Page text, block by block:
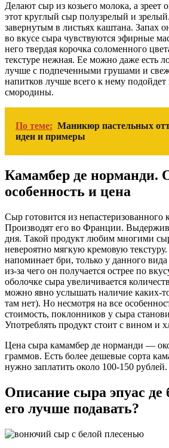
Делают сыр из козьего молока, а зреет
этот круглый сыр полузрелый и
завернутым в листьях каштана. Запах
во вкусе сыра чувствуются эфирные
него твердая корочка соломенного
текстуре нежная. Ее можно даже есть
лучше с подпеченными грушами и
напитков лучше всего к нему
смородины.
По теме: Маникюр пастельных
идеи и примеры
Камамбер де норманди.
особенность и цена
Сыр готовится из непастеризованного
Производят его во Франции.
дня. Такой продукт любим многими
невероятно мягкую кремовую
напоминает бри, только у данного вида
из-за чего он получается острее по
оболочке сыра увеличивается
можно явно услышать наличие каких-
там нет). Но несмотря на все
стоимость, поклонников у сыра
Употреблять продукт стоит с вином и
Цена сыра камамбер де норманди —
граммов. Есть более дешевые сорта
нужно заплатить около 100-150 рублей.
Описание сыра эпуас де
его лучше подавать?